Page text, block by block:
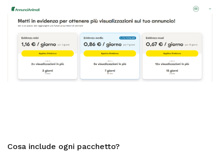
Cosa include ogni pacchetto?